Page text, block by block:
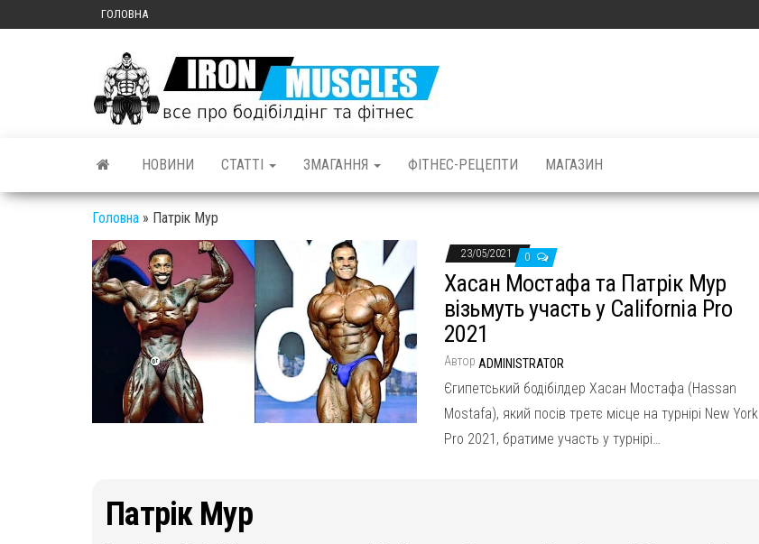
ГОЛОВНА
бодібілдинг
НОВИНИ СТАТТІ ЗМАГАННЯ ФІТНЕС-РЕЦЕПТИ МАГАЗИН
Головна » Патрік Мур
23/05/2021 0
Хасан Мостафа та Патрік Мур
візьмуть участь у California Pro
2021
Автор ADMINISTRATOR
Єгипетський бодібілдер Хасан Мостафа (Hassan
Mostafa), який посів третє місце на турнірі New York
Pro 2021, братиме участь у турнірі…
Патрік Мур